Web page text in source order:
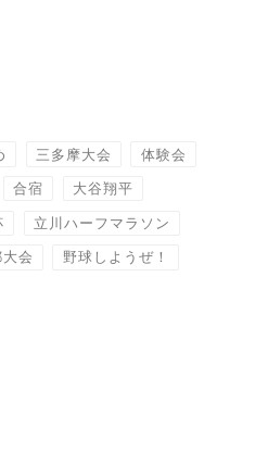
三多摩大会 体験会
合宿 大谷翔平
立川ハーフマラソン
大会 野球しようぜ！